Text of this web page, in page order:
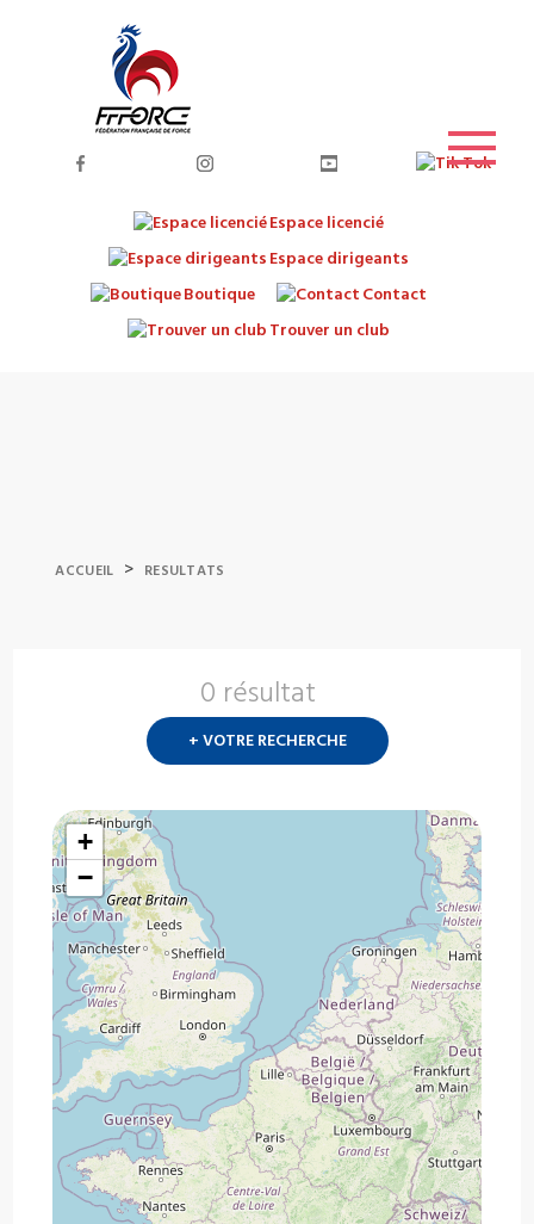
Espace licencié
Espace dirigeants
Boutique
Contact
Trouver un club
ACCUEIL > RESULTATS
0 résultat
+ VOTRE RECHERCHE
+
−